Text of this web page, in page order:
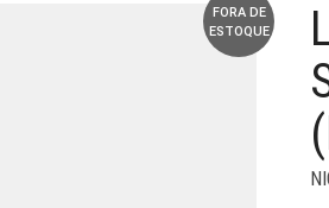
FORA DE
ESTOQUE